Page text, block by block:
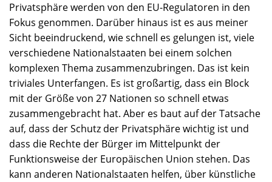
Privatsphäre werden von den EU-Regulatoren in den
Fokus genommen. Darüber hinaus ist es aus meiner
Sicht beeindruckend, wie schnell es gelungen ist, viele
verschiedene Nationalstaaten bei einem solchen
komplexen Thema zusammenzubringen. Das ist kein
triviales Unterfangen. Es ist großartig, dass ein Block
mit der Größe von 27 Nationen so schnell etwas
zusammengebracht hat. Aber es baut auf der Tatsache
auf, dass der Schutz der Privatsphäre wichtig ist und
dass die Rechte der Bürger im Mittelpunkt der
Funktionsweise der Europäischen Union stehen. Das
kann anderen Nationalstaaten helfen, über künstliche